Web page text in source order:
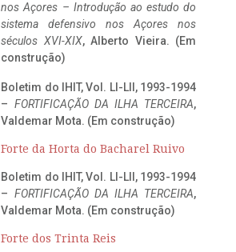
nos Açores – Introdução ao estudo do
sistema defensivo nos Açores nos
séculos XVI-XIX, Alberto Vieira. (Em
construção)
Boletim do IHIT, Vol. LI-LII, 1993-1994
– FORTIFICAÇÃO DA ILHA TERCEIRA,
Valdemar Mota. (Em construção)
Forte da Horta do Bacharel Ruivo
Boletim do IHIT, Vol. LI-LII, 1993-1994
– FORTIFICAÇÃO DA ILHA TERCEIRA,
Valdemar Mota. (Em construção)
Forte dos Trinta Reis